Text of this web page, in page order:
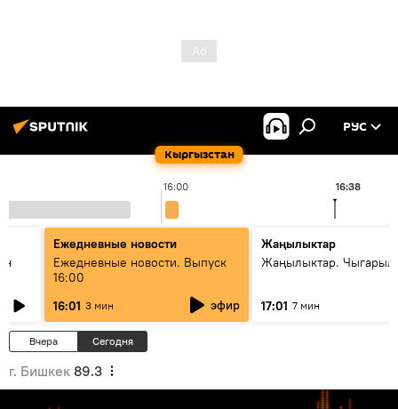
Кыргызстан
РУС
16:00 16:38
Ежедневные новости
Ежедневные новости. Выпуск
16:00
16:01 3 мин эфир
Жаңылыктар
Жаңылыктар.
17:01 7 мин
Вчера Сегодня
г. Бишкек 89.3